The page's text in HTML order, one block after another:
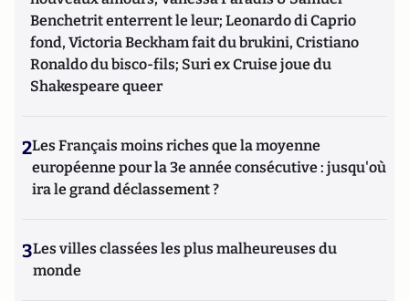
Benchetrit enterrent le leur; Leonardo di Caprio
fond, Victoria Beckham fait du brukini, Cristiano
Ronaldo du bisco-fils; Suri ex Cruise joue du
Shakespeare queer
2Les Français moins riches que la moyenne
européenne pour la 3e année consécutive : jusqu'où
ira le grand déclassement ?
3Les villes classées les plus malheureuses du
monde